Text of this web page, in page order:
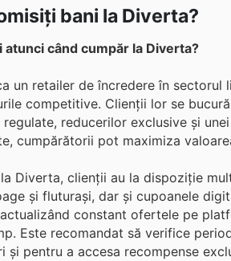
bani la Diverta?
când cumpăr la Diverta?
un retailer de încredere în
competitive. Clienții lor se
reducerilor exclusive și
cumpărătorii pot maximiza
Diverta, clienții au la dispoziție
și fluturași, dar și cupoanele
constant ofertele pe
Este recomandat să verifice
și pentru a accesa recompense